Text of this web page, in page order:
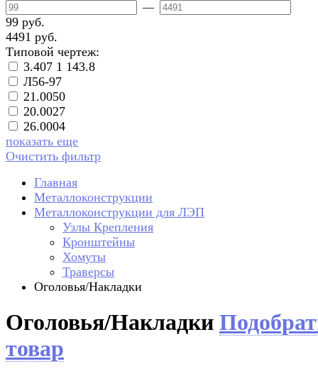
—
99 руб.
4491 руб.
Типовой чертеж:
3.407 1 143.8
Л56-97
21.0050
20.0027
26.0004
показать еще
Очистить фильтр
Главная
Металлоконструкции
Металлоконструкции для ЛЭП
Узлы Крепления
Кронштейны
Хомуты
Траверсы
Оголовья/Накладки
Оголовья/Накладки
товар